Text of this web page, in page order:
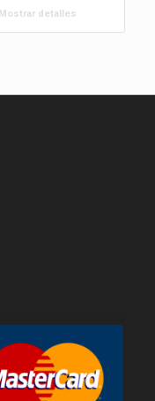
Mostrar detalles